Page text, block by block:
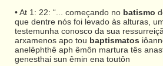
• At 1: 22: “... começando no batismo
que dentre nós foi levado às alturas,
testemunha conosco da sua
arxamenos apo tou baptismatos
anelêphthê aph êmôn martura tês
genesthai sun êmin ena toutôn